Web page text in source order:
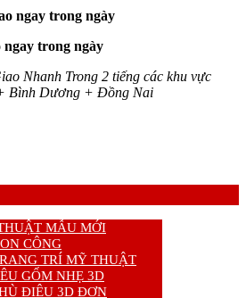
ngay trong ngày
trong ngày
Nhanh Trong 2 tiếng các khu vực
Bình Dương + Đồng Nai
MẪU MỚI
CÔNG
TRÍ MỸ THUẬT
GỐM NHẸ 3D
ĐIÊU 3D ĐƠN